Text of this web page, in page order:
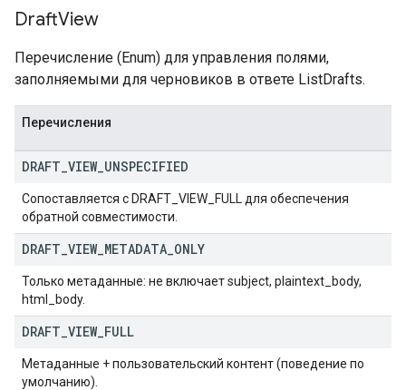
DraftView
Перечисление (Enum) для управления полями,
заполняемыми для черновиков в ответе ListDrafts.
Перечисления
DRAFT VIEW_ UNSPECIFIED
Сопоставляется с DRAFT_VIEW_FULL для обеспечения
обратной совместимости.
DRAFT VIEW_ METADATA ONLY
Только метаданные: не включает subject, plaintext_body,
html_body.
DRAFT VIEW_ FULL
Метаданные + пользовательский контент (поведение по
умолчанию).